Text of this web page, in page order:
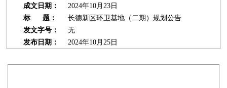
成文日期：
2024年10月23日
标 题：
长德新区环卫基地（二期）规划公告
发文字号：
无
发布日期：
2024年10月25日